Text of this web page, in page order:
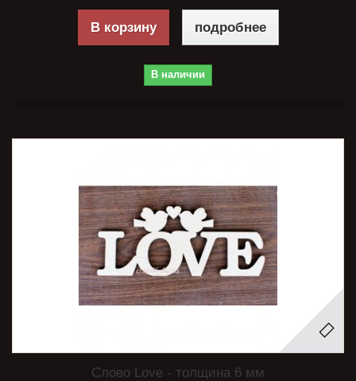
В корзину подробнее
В наличии
Слово Love - толщина 6 мм